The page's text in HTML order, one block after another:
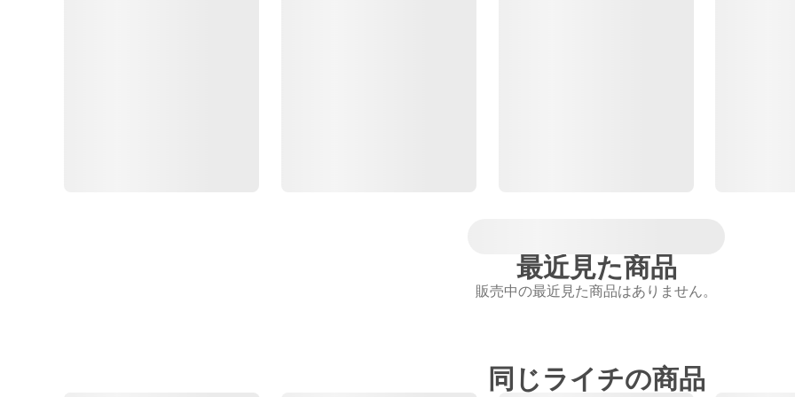
最近見た商品
販売中の最近見た商品はありません。
同じライチの商品